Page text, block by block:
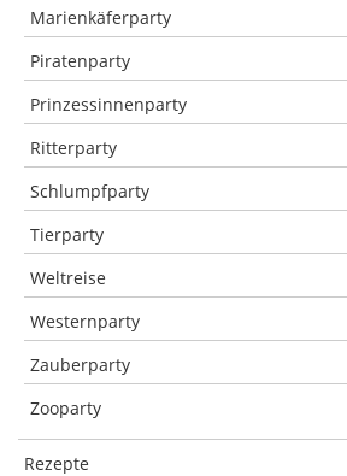
Marienkäferparty
Piratenparty
Prinzessinnenparty
Ritterparty
Schlumpfparty
Tierparty
Weltreise
Westernparty
Zauberparty
Zooparty
Rezepte